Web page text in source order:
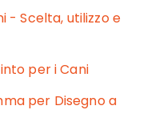
- Scelta, utilizzo e
per i Cani
per Disegno a